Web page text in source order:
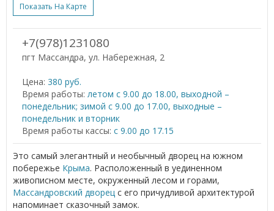
Показать На Карте
+7(978)1231080
пгт Массандра, ул. Набережная, 2
Цена: 380 руб.
Время работы: летом с 9.00 до 18.00, выходной –
понедельник; зимой с 9.00 до 17.00, выходные –
понедельник и вторник
Время работы кассы: с 9.00 до 17.15
Это самый элегантный и необычный дворец на южном
побережье Крыма. Расположенный в уединенном
живописном месте, окруженный лесом и горами,
Массандровский дворец с его причудливой архитектурой
напоминает сказочный замок.